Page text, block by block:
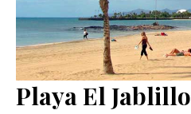
Playa El Jablillo